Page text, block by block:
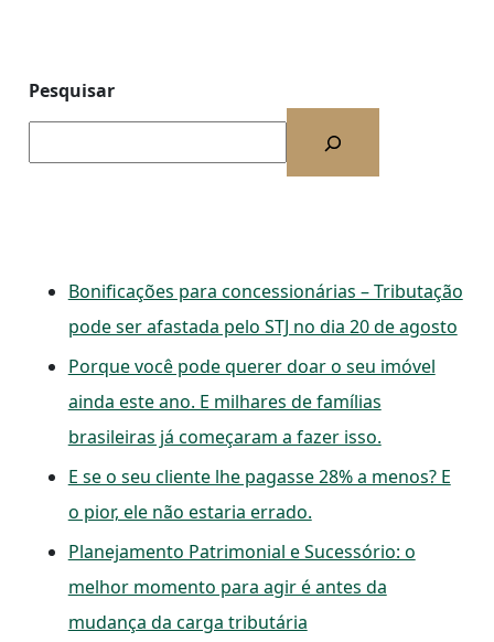
Pesquisar
Bonificações para concessionárias – Tributação
pode ser afastada pelo STJ no dia 20 de agosto
Porque você pode querer doar o seu imóvel
ainda este ano. E milhares de famílias
brasileiras já começaram a fazer isso.
E se o seu cliente lhe pagasse 28% a menos? E
o pior, ele não estaria errado.
Planejamento Patrimonial e Sucessório: o
melhor momento para agir é antes da
mudança da carga tributária